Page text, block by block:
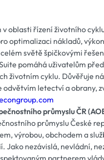
oblasti řízení životního
optimalizaci nákladů,
světě špičkovými
pomáhá uživatelům
životním cyklu. Důvěřuje
odvětvím letectví a obrany,
průmyslu ČR
průmyslu České
výrobou, obchodem a
Jako nezávislá, nevládní,